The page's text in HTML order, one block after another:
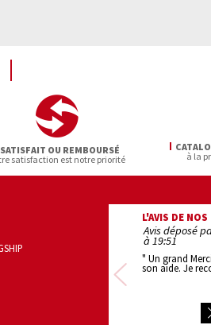
SATISFAIT OU REMBOURSÉ
satisfaction est notre priorité
à la
L'AVIS DE
Avis déposé
à 19:51
" Un grand
son aide. Je